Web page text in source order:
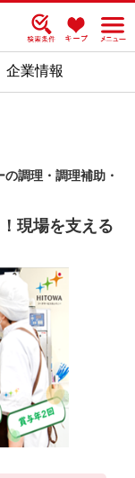
企業情報
調理・調理補助・
現場を支える